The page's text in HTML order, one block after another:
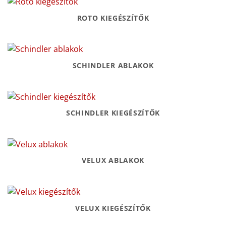
ROTO KIEGÉSZÍTŐK
SCHINDLER ABLAKOK
SCHINDLER KIEGÉSZÍTŐK
VELUX ABLAKOK
VELUX KIEGÉSZÍTŐK